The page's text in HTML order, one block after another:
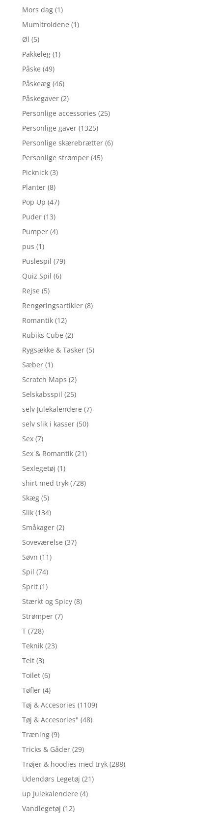
Mors dag (1)
Mumitroldene (1)
Øl (5)
Pakkeleg (1)
Påske (49)
Påskeæg (46)
Påskegaver (2)
Personlige accessories (25)
Personlige gaver (1325)
Personlige skærebrætter (6)
Personlige strømper (45)
Picknick (3)
Planter (8)
Pop Up (47)
Puder (13)
Pumper (4)
pus (1)
Puslespil (79)
Quiz Spil (6)
Rejse (5)
Rengøringsartikler (8)
Romantik (12)
Rubiks Cube (2)
Rygsække & Tasker (5)
Sæber (1)
Scratch Maps (2)
Selskabsspil (25)
selv Julekalendere (7)
selv slik i kasser (50)
Sex (7)
Sex & Romantik (21)
Sexlegetøj (1)
shirt med tryk (728)
Skæg (5)
Slik (134)
Småkager (2)
Soveværelse (37)
Søvn (11)
Spil (74)
Sprit (1)
Stærkt og Spicy (8)
Strømper (7)
T (728)
Teknik (23)
Telt (3)
Toilet (6)
Tøfler (4)
Tøj & Accesories (1109)
Tøj & Accesories" (48)
Træning (9)
Tricks & Gåder (29)
Trøjer & hoodies med tryk (288)
Udendørs Legetøj (21)
up Julekalendere (4)
Vandlegetøj (12)